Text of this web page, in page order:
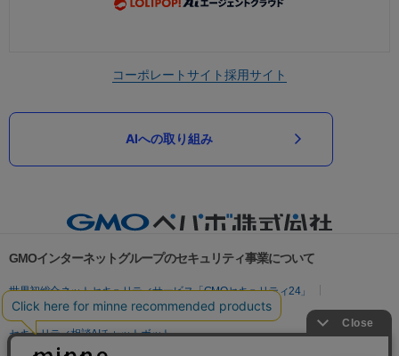
コーポレートサイト採用サイト
AIへの取り組み
GMOインターネットグループのセキュリティ事業について
世界初総合ネットセキュリティサービス「GMOセキュリティ24」
パスワード漏洩診断
Webサイトリスク診断
セキュリティ相談AIチャットボット